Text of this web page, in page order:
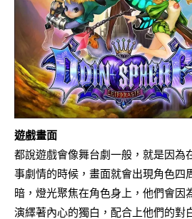
遊戲畫面
都說遊戲會像舞台劇一般，就是因為
事劇情的時候，畫面就會出現角色四
暗，燈光聚焦在角色身上，他們會因
演繹著內心的獨白，配合上他們的對